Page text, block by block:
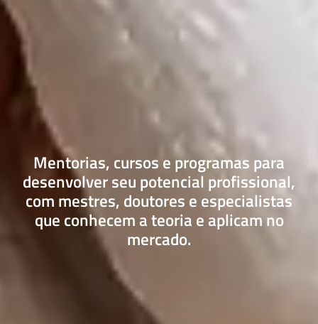
Mentorias, cursos e programas para
desenvolver seu potencial profissional,
com mestres, doutores e especialistas
que conhecem a teoria e aplicam no
mercado.